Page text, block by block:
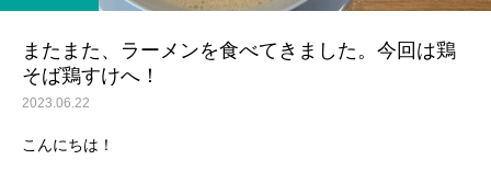
ック臨床セミナーと懇親会
に参加してきました！
月号
またまた、ラーメンを食べてきました。今回は鶏
そば鶏すけへ！
2023.06.22
こんにちは！